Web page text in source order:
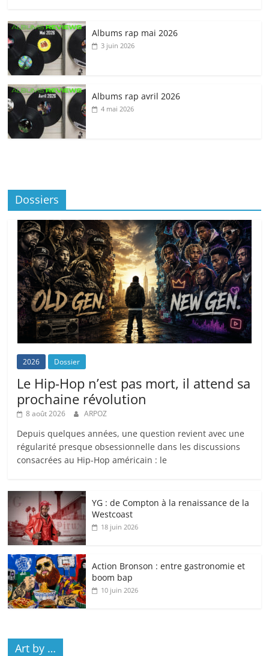
Albums rap mai 2026
3 juin 2026
Albums rap avril 2026
4 mai 2026
Dossiers
2026 Dossier
Le Hip-Hop n’est pas mort, il attend sa
prochaine révolution
8 août 2026 ARPOZ
Depuis quelques années, une question revient avec une
régularité presque obsessionnelle dans les discussions
consacrées au Hip-Hop américain : le
YG : de Compton à la renaissance de la
Westcoast
18 juin 2026
Action Bronson : entre gastronomie et
boom bap
10 juin 2026
Art by …